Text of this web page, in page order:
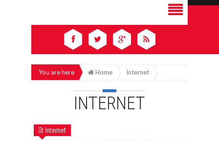
You are here Home Internet
INTERNET
Internet